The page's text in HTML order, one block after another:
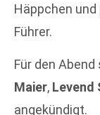
Häppchen
Führer.
Für den
Maier, Levend
angekündigt.